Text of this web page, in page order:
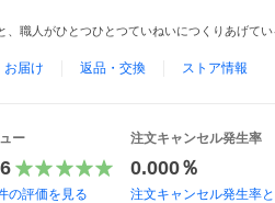
、職人がひとつひとつていねいにつくりあげて
お届け 返品・交換 ストア情報
ー
の評価を見る
注文キャンセル発生率
0.000％
注文キャンセル発生率